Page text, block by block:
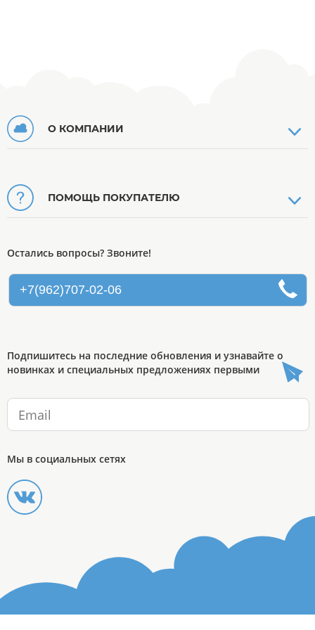
О КОМПАНИИ
ПОМОЩЬ ПОКУПАТЕЛЮ
Остались вопросы? Звоните!
+7(962)707-02-06
Подпишитесь на последние обновления и узнавайте о
новинках и специальных предложениях первыми
Мы в социальных сетях